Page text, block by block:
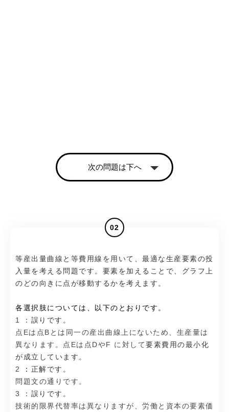
次の問題は下へ
02
等産出量曲線と等費用線を用いて、最適な生産要素の投
入量を考える問題です。要素を加えることで、グラフ上
のどの向きに点が移動するかを考えます。
各選択肢については、以下のとおりです。
1
：誤りです。
点Eは点Bとは同一の産出曲線上にないため、生産量は
異なります。点Eは点DやF に対して 要素費用の最小化
が成立しています。
2
： 正解です。
問題文の通りです。
3
：誤りです。
技術的限界代替率は異なりますが、労働と資本の要素価